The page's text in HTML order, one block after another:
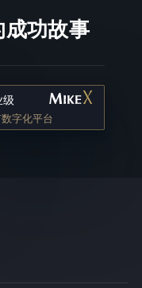
成功故事
级
字化平台